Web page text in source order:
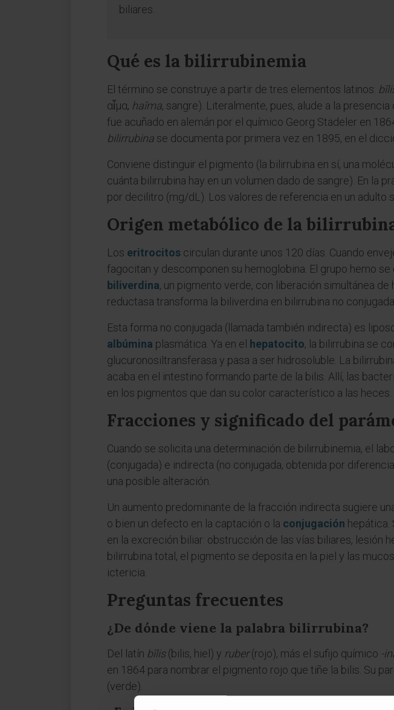
biliares.
Qué es la bilirrubinemia
El término se construye a partir de tres elementos latinos:
αἷμα, haîma, sangre). Literalmente, pues, alude a la
fue acuñado en alemán por el químico Georg Städeler en
bilirrubina se documenta por primera vez en 1895, en el
Conviene distinguir el pigmento (la bilirrubina en sí, una
cuánta bilirrubina hay en un volumen dado de sangre). En la
por decilitro (mg/dL). Los valores de referencia en un adulto
Origen metabólico de la
Los eritrocitos circulan durante unos 120 días. Cuando
fagocitan y descomponen su hemoglobina. El grupo hemo
biliverdina, un pigmento verde, con liberación simultánea
reductasa transforma la biliverdina en bilirrubina no conjugada.
Esta forma no conjugada (llamada también indirecta) es
albúmina plasmática. Ya en el hepatocito, la bilirrubina se
glucuronosiltransferasa y pasa a ser hidrosoluble. La
acaba en el intestino formando parte de la bilis. Allí, las
en los pigmentos que dan su color característico a las heces.
Fracciones y significado del
Cuando se solicita una determinación de bilirrubinemia, el
(conjugada) e indirecta (no conjugada, obtenida por
una posible alteración.
Un aumento predominante de la fracción indirecta sugiere
o bien un defecto en la captación o la conjugación hepática.
en la excreción biliar: obstrucción de las vías biliares, lesión
bilirrubina total, el pigmento se deposita en la piel y las
ictericia.
Preguntas frecuentes
¿De dónde viene la palabra bilirrubina?
Del latín bīlis(bilis, hiel) y ruber(rojo), más el sufijo químico -
en 1864 para nombrar el pigmento rojo que tiñe la bilis. Su
(verde).